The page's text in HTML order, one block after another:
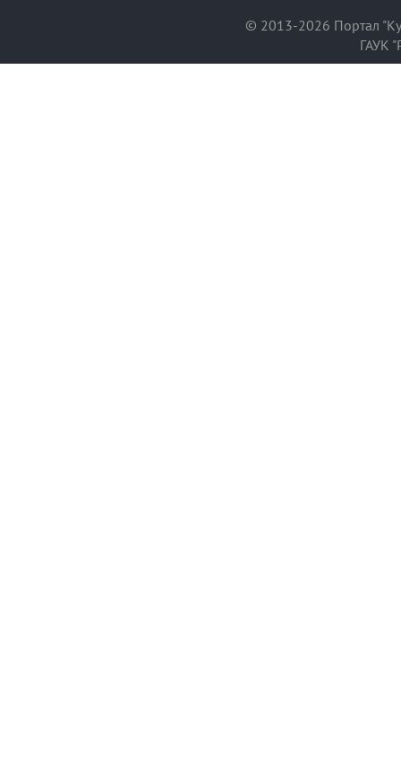
© 2013-2026 Портал
ГАУК